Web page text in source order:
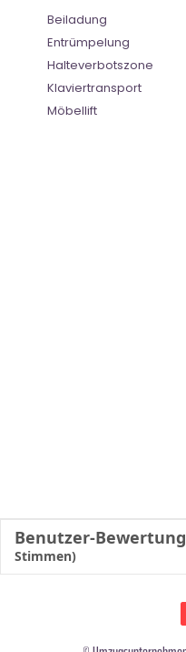
Beiladung
Entrümpelung
Halteverbotszone
Klaviertransport
Möbellift
Benutzer-Bewertung
Stimmen)